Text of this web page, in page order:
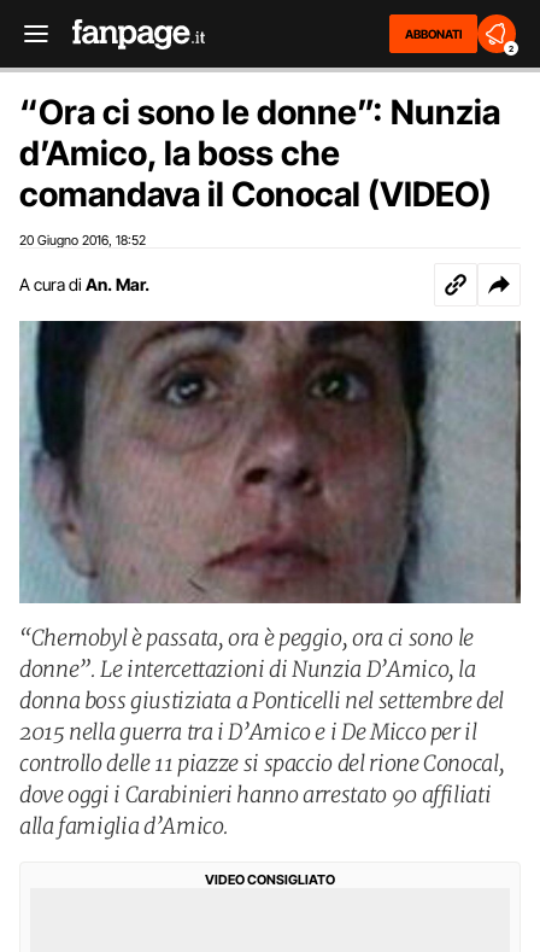
ABBONATI
2
“Ora ci sono le donne”: Nunzia
d’Amico, la boss che
comandava il Conocal (VIDEO)
20 Giugno 2016 18:52
A cura di An. Mar.
“Chernobyl è passata, ora è peggio, ora ci sono le
donne”. Le intercettazioni di Nunzia D’Amico, la
donna boss giustiziata a Ponticelli nel settembre del
2015 nella guerra tra i D’Amico e i De Micco per il
controllo delle 11 piazze si spaccio del rione Conocal,
dove oggi i Carabinieri hanno arrestato 90 affiliati
alla famiglia d’Amico.
VIDEO CONSIGLIATO